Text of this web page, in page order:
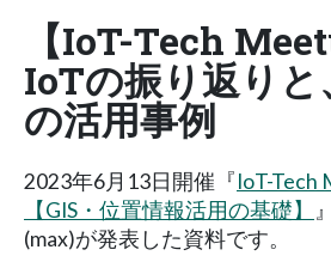
【IoT-Tech
IoTの振り返りと
の活用事例
2023年6月13日開催『IoT-Tech
【GIS・位置情報活用の基礎】
(max)が発表した資料です。